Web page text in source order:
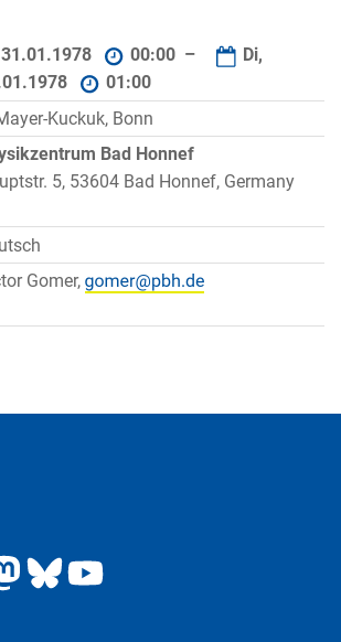
31.01.1978 00:00 –
Di,
01:00
Kuckuk, Bonn
Bad Honnef
5, 53604 Bad Honnef, Germany
Gomer,